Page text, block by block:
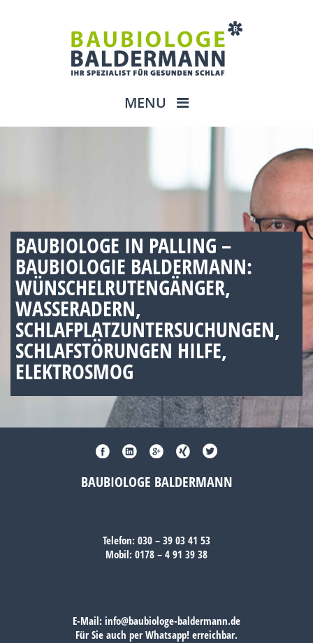
MENU
BAUBIOLOGE IN PALLING –
BAUBIOLOGIE BALDERMANN:
WÜNSCHELRUTENGÄNGER,
WASSERADERN,
SCHLAFPLATZUNTERSUCHUNGEN,
SCHLAFSTÖRUNGEN HILFE,
ELEKTROSMOG
BAUBIOLOGE BALDERMANN
Telefon: 030 – 39 03 41 53
Mobil: 0178 – 4 91 39 38
E-Mail: info@baubiologe-baldermann.de
Für Sie auch per Whatsapp! erreichbar.